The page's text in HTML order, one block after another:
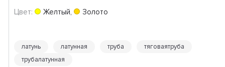
Цвет: Желтый, Золото
латунь латунная труба
тяговаятруба
трубалатунная